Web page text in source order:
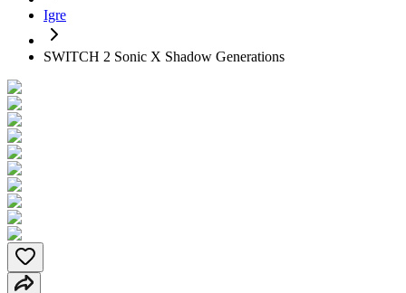
Igre
SWITCH 2 Sonic X Shadow Generations